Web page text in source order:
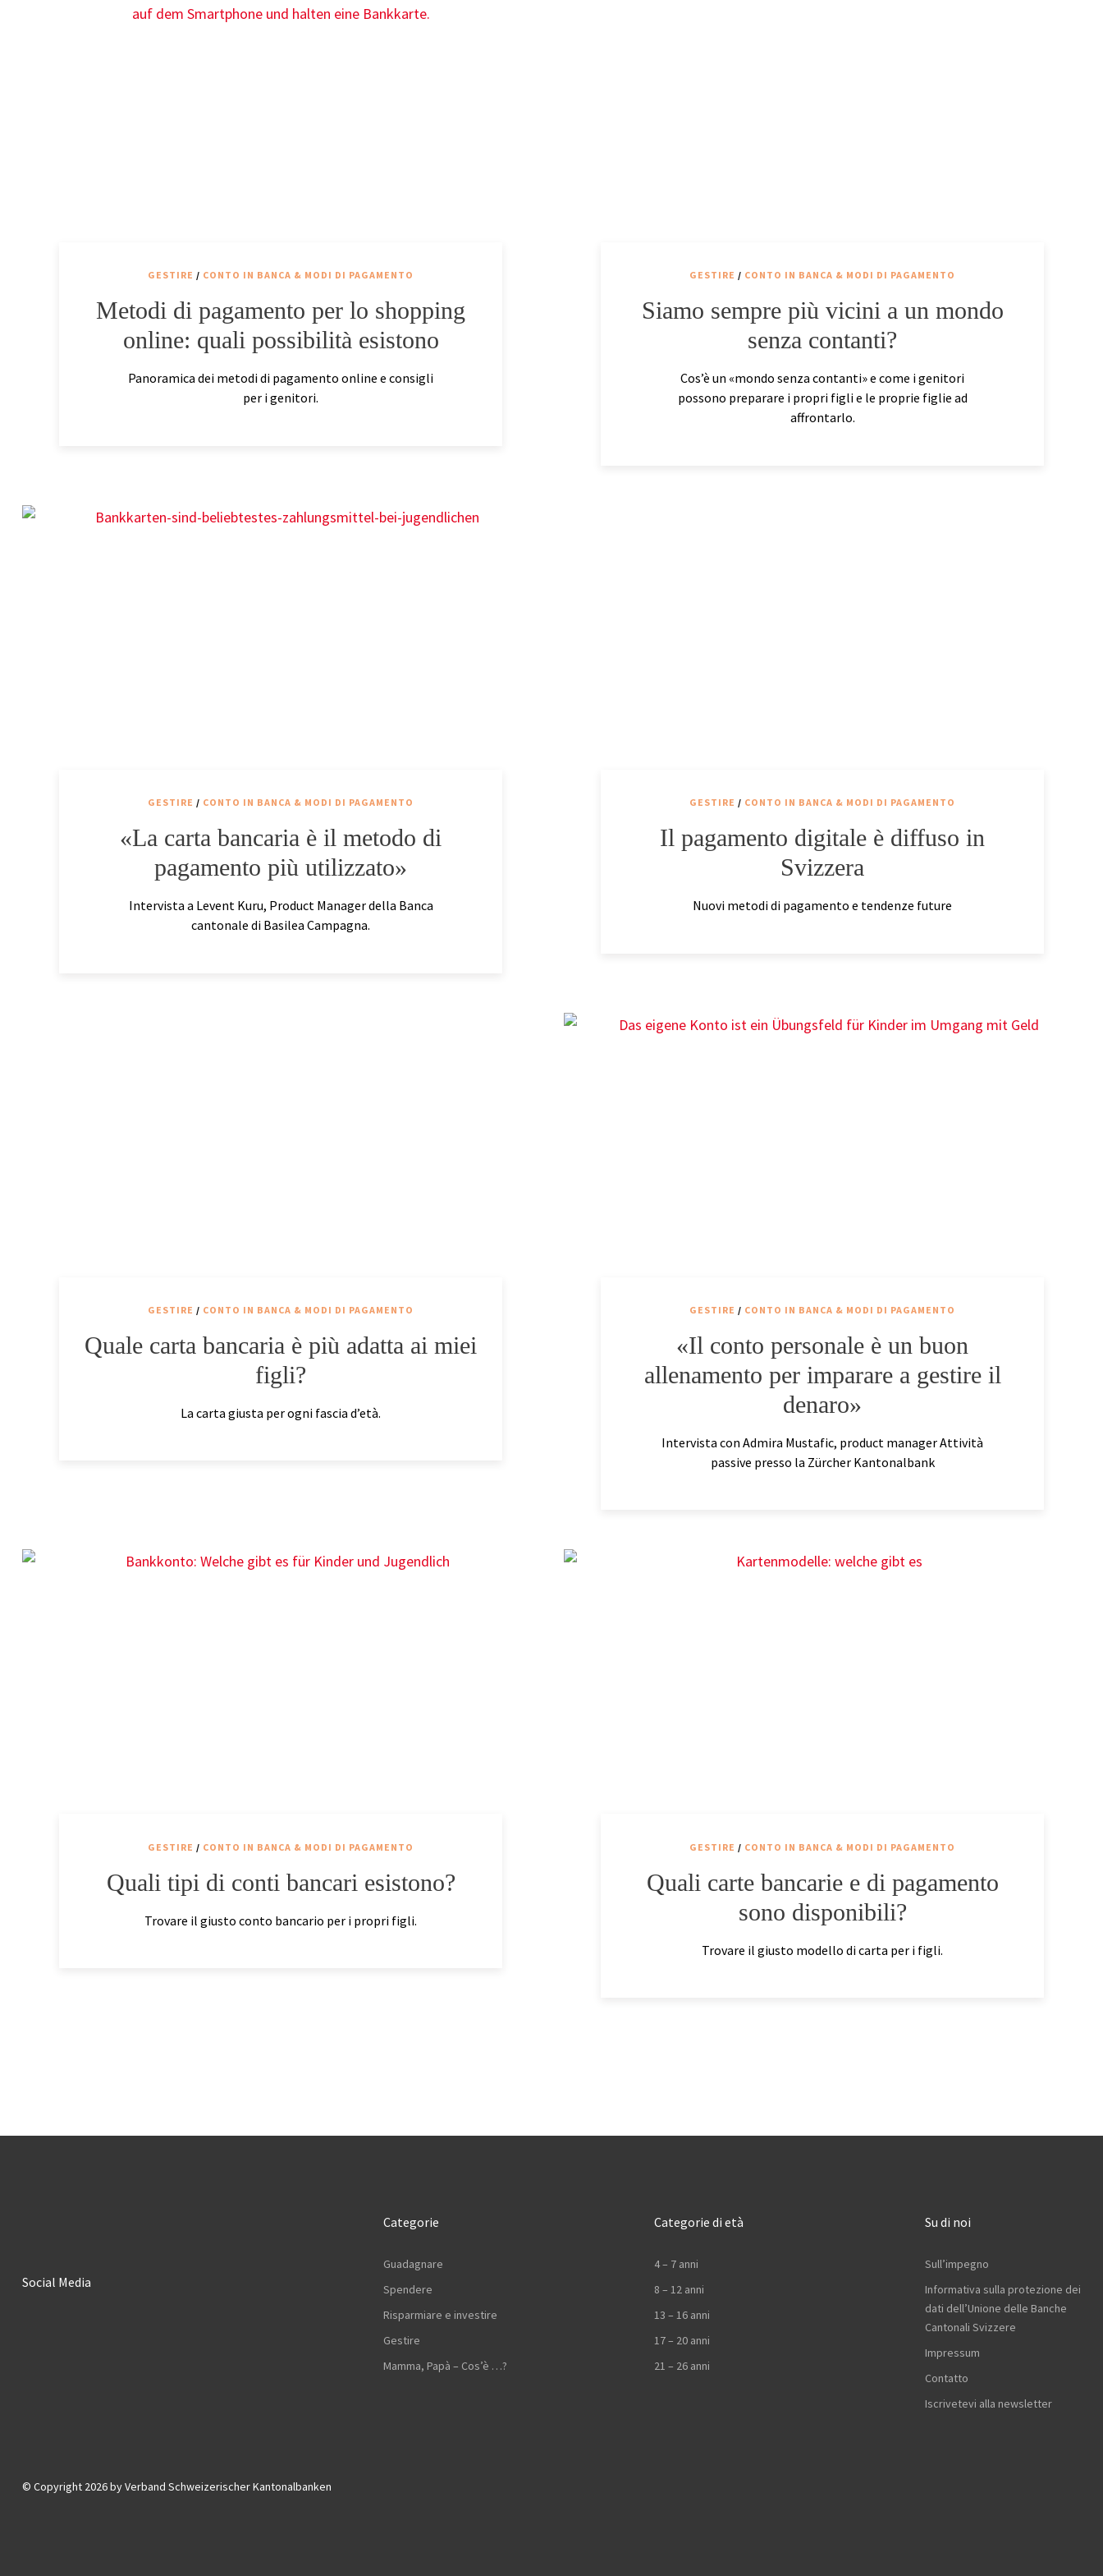
GESTIRE / CONTO IN BANCA & MODI DI PAGAMENTO
Metodi di pagamento per lo shopping
online: quali possibilità esistono
Panoramica dei metodi di pagamento online e consigli
per i genitori.
GESTIRE / CONTO IN BANCA & MODI DI PAGAMENTO
Siamo sempre più vicini a un mondo
senza contanti?
Cos’è un «mondo senza contanti» e come i genitori
possono preparare i propri figli e le proprie figlie ad
affrontarlo.
GESTIRE / CONTO IN BANCA & MODI DI PAGAMENTO
«La carta bancaria è il metodo di
pagamento più utilizzato»
Intervista a Levent Kuru, Product Manager della Banca
cantonale di Basilea Campagna.
GESTIRE / CONTO IN BANCA & MODI DI PAGAMENTO
Il pagamento digitale è diffuso in
Svizzera
Nuovi metodi di pagamento e tendenze future
GESTIRE / CONTO IN BANCA & MODI DI PAGAMENTO
Quale carta bancaria è più adatta ai miei
figli?
La carta giusta per ogni fascia d’età.
GESTIRE / CONTO IN BANCA & MODI DI PAGAMENTO
«Il conto personale è un buon
allenamento per imparare a gestire il
denaro»
Intervista con Admira Mustafic, product manager Attività
passive presso la Zürcher Kantonalbank
GESTIRE / CONTO IN BANCA & MODI DI PAGAMENTO
Quali tipi di conti bancari esistono?
Trovare il giusto conto bancario per i propri figli.
GESTIRE / CONTO IN BANCA & MODI DI PAGAMENTO
Quali carte bancarie e di pagamento
sono disponibili?
Trovare il giusto modello di carta per i figli.
Social Media
Categorie
Guadagnare
Spendere
Risparmiare e investire
Gestire
Mamma, Papà – Cos’è …?
Categorie di età
4 – 7 anni
8 – 12 anni
13 – 16 anni
17 – 20 anni
21 – 26 anni
Su di noi
Sull’impegno
Informativa sulla protezione dei
dati dell’Unione delle Banche
Cantonali Svizzere
Impressum
Contatto
Iscrivetevi alla newsletter
© Copyright 2026 by Verband Schweizerischer Kantonalbanken